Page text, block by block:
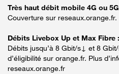
Très haut débit mobile 4G ou
Couverture sur reseaux.orange.fr.
Débits Livebox Up et Max Fibre :
Débits jusqu’à 8 Gbit/s↓ et 8
d’éligibilité sur orange.fr. Plus
reseaux.orange.fr